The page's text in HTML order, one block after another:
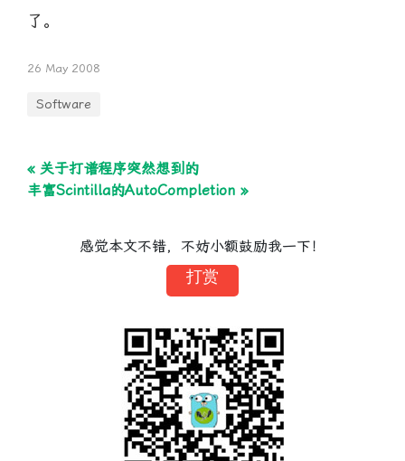
了。
26 May 2008
Software
« 关于打谱程序突然想到的
丰富Scintilla的AutoCompletion »
感觉本文不错，不妨小额鼓励我一下！
打赏